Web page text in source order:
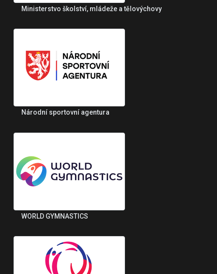
Ministerstvo školství, mládeže a tělovýchovy
Národní sportovní agentura
WORLD GYMNASTICS